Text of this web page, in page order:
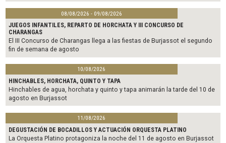
08/08/2026 - 09/08/2026
JUEGOS INFANTILES, REPARTO DE HORCHATA Y III CONCURSO DE
CHARANGAS
El III Concurso de Charangas llega a las fiestas de Burjassot el segundo
fin de semana de agosto
10/08/2026
HINCHABLES, HORCHATA, QUINTO Y TAPA
Hinchables de agua, horchata y quinto y tapa animarán la tarde del 10 de
agosto en Burjassot
11/08/2026
DEGUSTACIÓN DE BOCADILLOS Y ACTUACIÓN ORQUESTA PLATINO
La Orquesta Platino protagoniza la noche del 11 de agosto en Burjassot